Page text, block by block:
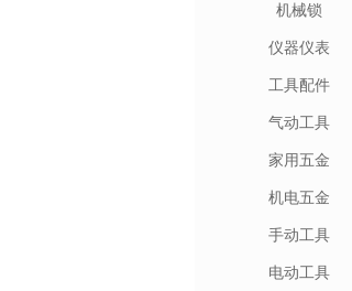
机械锁
仪器仪表
工具配件
气动工具
家用五金
机电五金
手动工具
电动工具